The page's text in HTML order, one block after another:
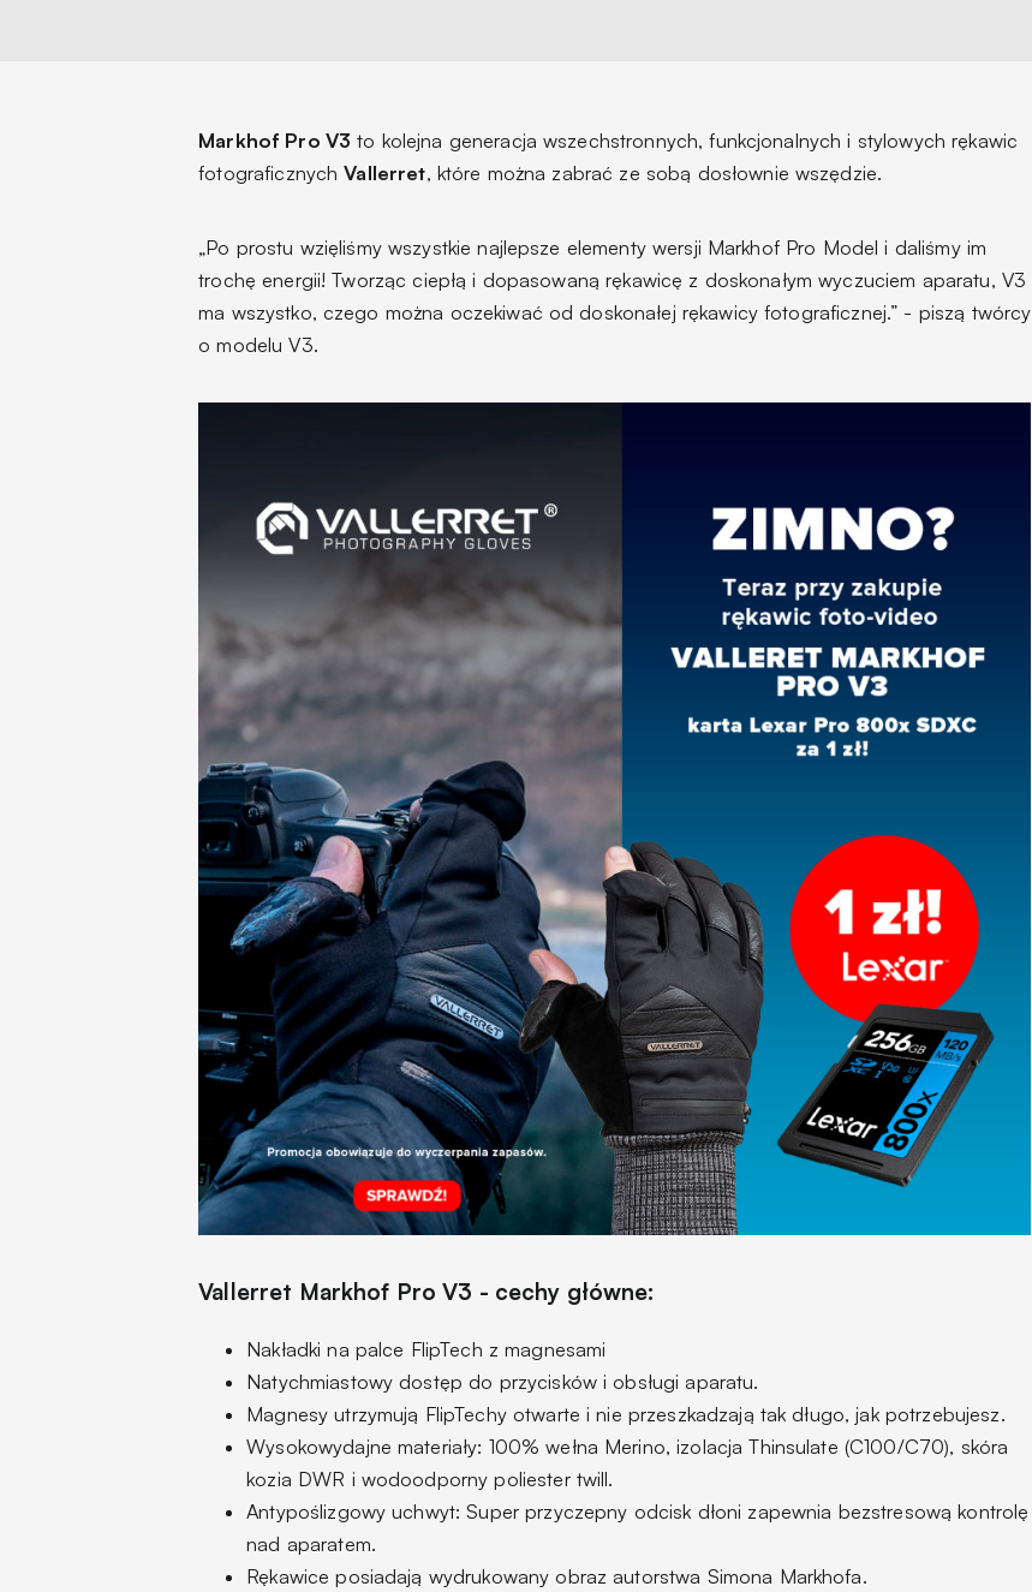
Markhof Pro V3 to kolejna generacja wszechstronnych, funkcjonalnych i stylowych rękawic
fotograficznychVallerret, które można zabrać ze sobą dosłownie wszędzie.
„Po prostu wzięliśmy wszystkie najlepsze elementy wersji Markhof Pro Model i daliśmy im
trochę energii! Tworząc ciepłą i dopasowaną rękawicę z doskonałym wyczuciem aparatu, V3
ma wszystko, czego można oczekiwać od doskonałej rękawicy fotograficznej.” - piszą twórcy
o modelu V3.
Vallerret Markhof Pro V3 - cechy główne:
Nakładki na palce FlipTech z magnesami
Natychmiastowy dostęp do przycisków i obsługi aparatu.
Magnesy utrzymują FlipTechy otwarte i nie przeszkadzają tak długo, jak potrzebujesz.
Wysokowydajne materiały: 100% wełna Merino, izolacja Thinsulate (C100/C70), skóra
kozia DWR i wodoodporny poliester twill.
Antypoślizgowy uchwyt: Super przyczepny odcisk dłoni zapewnia bezstresową kontrolę
nad aparatem.
Rękawice posiadają wydrukowany obraz autorstwa Simona Markhofa.